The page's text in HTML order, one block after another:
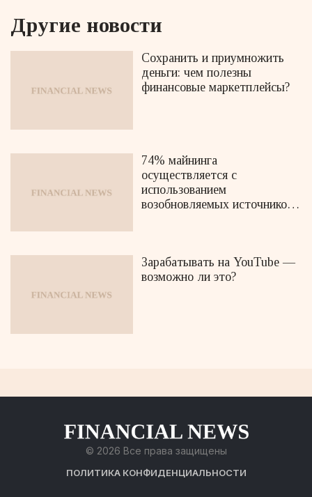
Другие новости
Сохранить и приумножить
деньги: чем полезны
финансовые маркетплейсы?
74% майнинга
осуществляется с
использованием
возобновляемых источников
Зарабатывать на YouTube —
возможно ли это?
© 2026 Все права защищены
ПОЛИТИКА КОНФИДЕНЦИАЛЬНОСТИ